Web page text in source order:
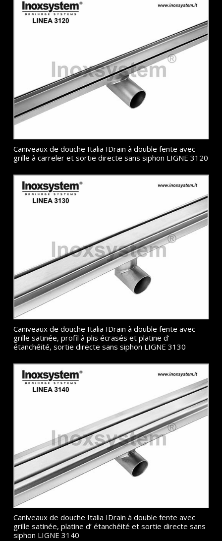
Caniveaux de douche Italia IDrain à double fente avec
grille à carreler et sortie directe sans siphon LIGNE 3120
Caniveaux de douche Italia IDrain à double fente avec
grille satinée, profil à plis écrasés et platine d’
étanchéité, sortie directe sans siphon LIGNE 3130
Caniveaux de douche Italia IDrain à double fente avec
grille satinée, platine d’ étanchéité et sortie directe sans
siphon LIGNE 3140